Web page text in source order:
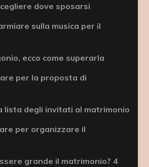
dove sposarsi
sulla musica per il
ecco come superarla
per la proposta di
lista degli invitati al matrimonio
per organizzare il
grande il matrimonio? 4